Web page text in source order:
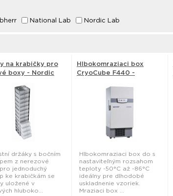
National Lab Nordic Lab
na krabičky pro
boxy - Nordic
držáky s bočním
z nerezové
jednoduchý
ke krabičkám se
uložené v
hluboko...
Hlbokomraziaci box
CryoCube F440 -
Hlbokomraziaci box do s
nastaviteľným rozsahom
teploty -50°C až -86°C
ideálny pre dlhodobé
uskladnenie vzoriek.
Mraziaci box ...